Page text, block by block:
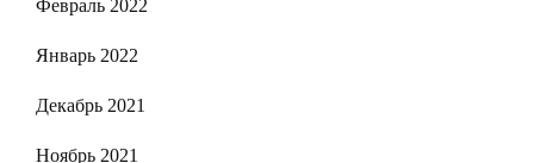
Февраль 2022
Январь 2022
Декабрь 2021
Ноябрь 2021